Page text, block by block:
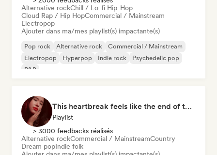
Alternative rockChill / Lo-fi Hip-Hop
Cloud Rap / Hip HopCommercial / Mainstream
Electropop
Ajouter dans ma/mes playlist(s) impactante(s)
Pop rock Alternative rock
Commercial / Mainstream
Electropop
Hyperpop Indie rock
Psychedelic pop
R&B
This heartbreak feels like the end of the world
Playlist
> 3000 feedbacks réalisés
Alternative rockCommercial / MainstreamCountry
Dream popIndie folk